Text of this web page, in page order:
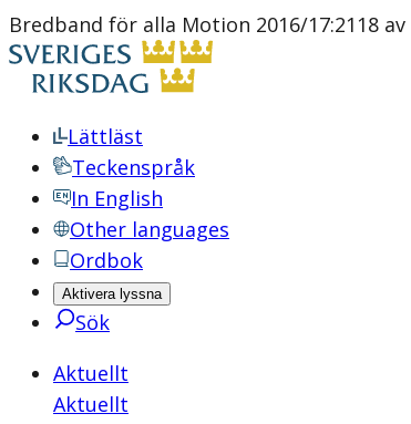
Bredband för alla Motion 2016/17:2118
Lättläst
Teckenspråk
In English
Other languages
Ordbok
Aktivera lyssna
Sök
Aktuellt
Aktuellt